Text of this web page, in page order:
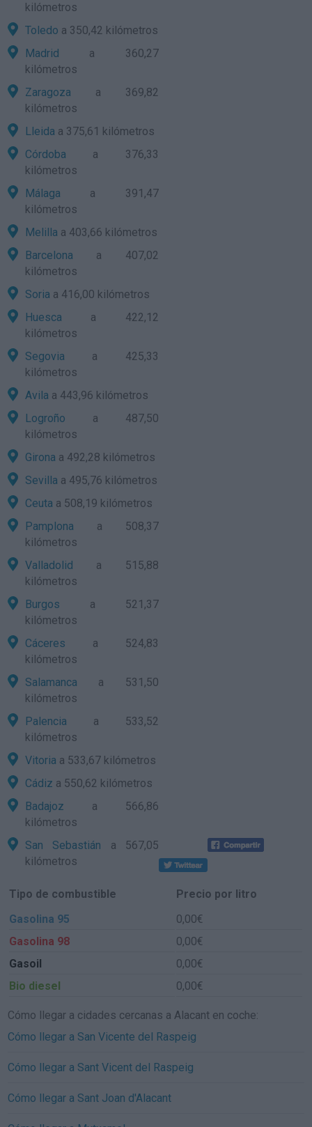
kilómetros
Toledo a 350,42 kilómetros
Madrid a 360,27
kilómetros
Zaragoza a 369,82
kilómetros
Lleida a 375,61 kilómetros
Córdoba a 376,33
kilómetros
Málaga a 391,47
kilómetros
Melilla a 403,66 kilómetros
Barcelona a 407,02
kilómetros
Soria a 416,00 kilómetros
Huesca a 422,12
kilómetros
Segovia a 425,33
kilómetros
Avila a 443,96 kilómetros
Logroño a 487,50
kilómetros
Girona a 492,28 kilómetros
Sevilla a 495,76 kilómetros
Ceuta a 508,19 kilómetros
Pamplona a 508,37
kilómetros
Valladolid a 515,88
kilómetros
Burgos a 521,37
kilómetros
Cáceres a 524,83
kilómetros
Salamanca a 531,50
kilómetros
Palencia a 533,52
kilómetros
Vitoria a 533,67 kilómetros
Cádiz a 550,62 kilómetros
Badajoz a 566,86
kilómetros
San Sebastián a 567,05
kilómetros
Tipo de combustible
Precio por litro
Gasolina 95
0,00€
Gasolina 98
0,00€
Gasoil
0,00€
Bio diesel
0,00€
Cómo llegar a cidades cercanas a Alacant en coche:
Cómo llegar a San Vicente del Raspeig
Cómo llegar a Sant Vicent del Raspeig
Cómo llegar a Sant Joan d'Alacant